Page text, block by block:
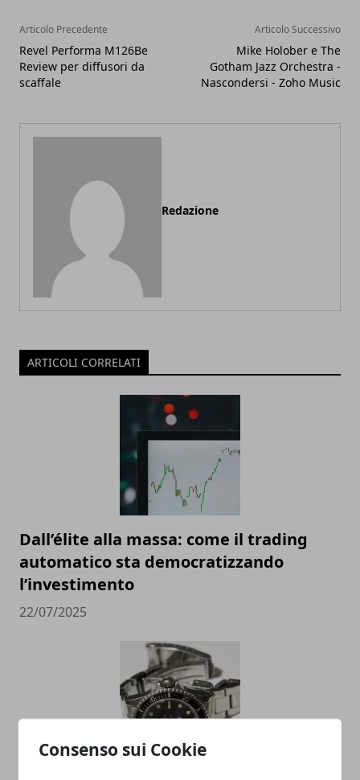
Consenso sui Cookie
Articolo Precedente
Revel Performa M126Be
Review per diffusori da
scaffale
Articolo Successivo
Mike Holober e The
Gotham Jazz Orchestra -
Nascondersi - Zoho Music
Redazione
ARTICOLI CORRELATI
Dall’élite alla massa: come il trading
automatico sta democratizzando
l’investimento
22/07/2025